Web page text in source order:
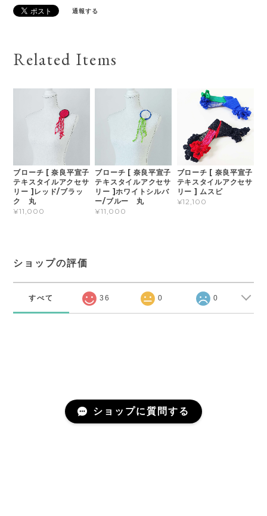
通報する
Related Items
ブローチ [ 奈良平宣子
テキスタイルアクセサ
リー ]レッド/ブラッ
ク 丸
¥11,000
ブローチ [ 奈良平宣子
テキスタイルアクセサ
リー ]ホワイトシルバ
ー/ブルー 丸
¥11,000
ブローチ [ 奈良平宣子
テキスタイルアクセサ
リー ] ムスビ
¥12,100
ショップの評価
すべて 36 0 0
ショップに質問する